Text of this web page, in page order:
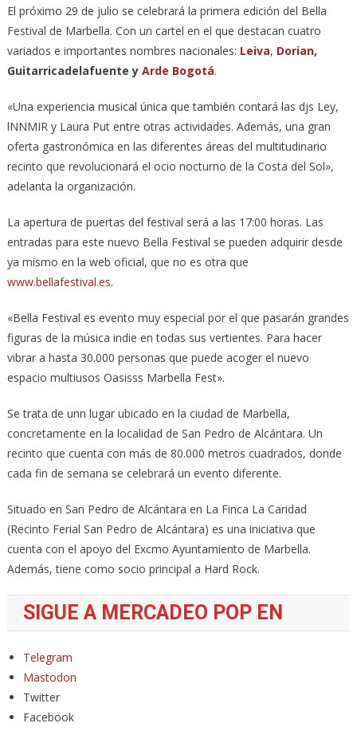
El próximo 29 de julio se celebrará la primera edición del Bella
Festival de Marbella. Con un cartel en el que destacan cuatro
variados e importantes nombres nacionales: Leiva, Dorian,
Guitarricadelafuente y Arde Bogotá.
«Una experiencia musical única que también contará las djs Ley,
lNNMIR y Laura Put entre otras actividades. Además, una gran
oferta gastronómica en las diferentes áreas del multitudinario
recinto que revolucionará el ocio nocturno de la Costa del Sol»,
adelanta la organización.
La apertura de puertas del festival será a las 17:00 horas. Las
entradas para este nuevo Bella Festival se pueden adquirir desde
ya mismo en la web oficial, que no es otra que
www.bellafestival.es.
«Bella Festival es evento muy especial por el que pasarán grandes
figuras de la música indie en todas sus vertientes. Para hacer
vibrar a hasta 30.000 personas que puede acoger el nuevo
espacio multiusos Oasisss Marbella Fest».
Se trata de unn lugar ubicado en la ciudad de Marbella,
concretamente en la localidad de San Pedro de Alcántara. Un
recinto que cuenta con más de 80.000 metros cuadrados, donde
cada fin de semana se celebrará un evento diferente.
Situado en San Pedro de Alcántara en La Finca La Caridad
(Recinto Ferial San Pedro de Alcántara) es una iniciativa que
cuenta con el apoyo del Excmo Ayuntamiento de Marbella.
Además, tiene como socio principal a Hard Rock.
SIGUE A MERCADEO POP EN
Telegram
Mastodon
Twitter
Facebook